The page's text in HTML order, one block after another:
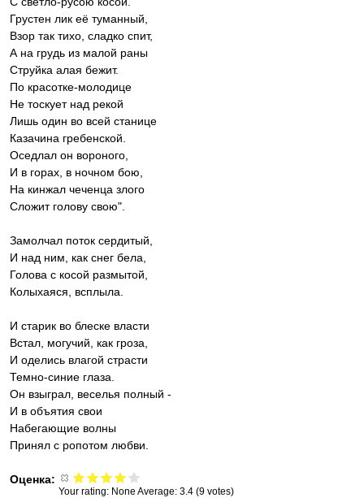
Грустен лик её туманный,
Взор так тихо, сладко спит,
А на грудь из малой раны
Струйка алая бежит.
По красотке-молодице
Не тоскует над рекой
Лишь один во всей станице
Казачина гребенской.
Оседлал он вороного,
И в горах, в ночном бою,
На кинжал чеченца злого
Сложит голову свою".
Замолчал поток сердитый,
И над ним, как снег бела,
Голова с косой размытой,
Колыхаяся, всплыла.
И старик во блеске власти
Встал, могучий, как гроза,
И оделись влагой страсти
Темно-синие глаза.
Он взыграл, веселья полный -
И в объятия свои
Набегающие волны
Принял с ропотом любви.
Оценка:
Your rating: None Average: 3.4 (9 votes)